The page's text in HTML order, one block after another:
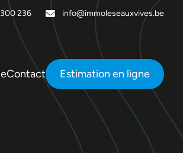
236 info@immoleseauxvives.be
Contact Estimation en ligne